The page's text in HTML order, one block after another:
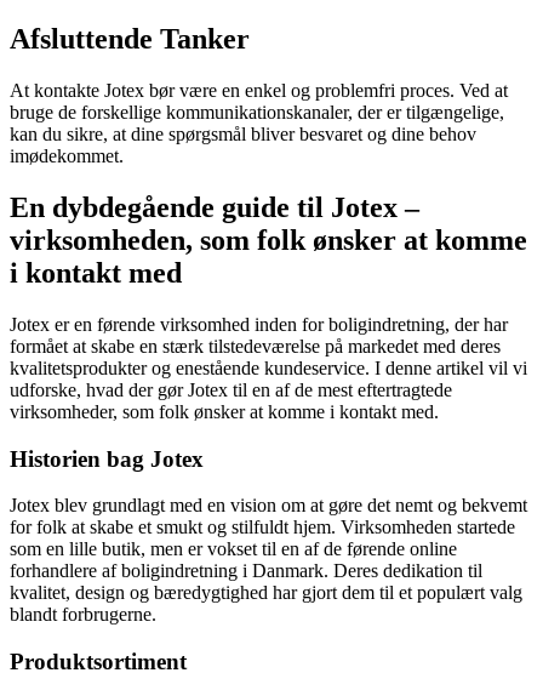
Afsluttende Tanker
At kontakte Jotex bør være en enkel og problemfri proces. Ved at
bruge de forskellige kommunikationskanaler, der er tilgængelige,
kan du sikre, at dine spørgsmål bliver besvaret og dine behov
imødekommet.
En dybdegående guide til Jotex –
virksomheden, som folk ønsker at komme
i kontakt med
Jotex er en førende virksomhed inden for boligindretning, der har
formået at skabe en stærk tilstedeværelse på markedet med deres
kvalitetsprodukter og enestående kundeservice. I denne artikel vil vi
udforske, hvad der gør Jotex til en af de mest eftertragtede
virksomheder, som folk ønsker at komme i kontakt med.
Historien bag Jotex
Jotex blev grundlagt med en vision om at gøre det nemt og bekvemt
for folk at skabe et smukt og stilfuldt hjem. Virksomheden startede
som en lille butik, men er vokset til en af de førende online
forhandlere af boligindretning i Danmark. Deres dedikation til
kvalitet, design og bæredygtighed har gjort dem til et populært valg
blandt forbrugerne.
Produktsortiment